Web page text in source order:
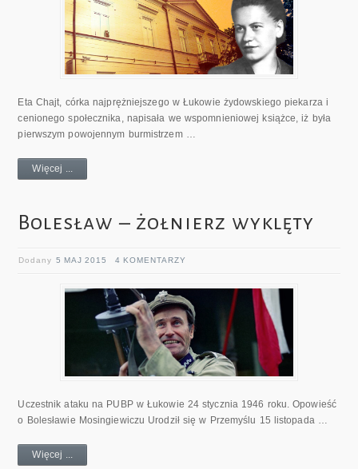
Eta Chajt, córka najprężniejszego w Łukowie żydowskiego piekarza i
cenionego społecznika, napisała we wspomnieniowej książce, iż była
pierwszym powojennym burmistrzem …
Więcej ...
Bolesław – żołnierz wyklęty
Dodany5 MAJ 2015 4 KOMENTARZY
Uczestnik ataku na PUBP w Łukowie 24 stycznia 1946 roku. Opowieść
o Bolesławie Mosingiewiczu Urodził się w Przemyślu 15 listopada …
Więcej ...